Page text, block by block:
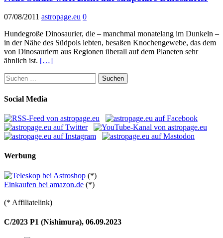
07/08/2011 astropage.eu 0
Hundegroße Dinosaurier, die – manchmal monatelang im Dunkeln –
in der Nähe des Südpols lebten, besaßen Knochengewebe, das dem
von Dinosauriern aus Regionen überall auf dem Planeten sehr
ähnlich ist. […]
Suchen
nach:
Social Media
Werbung
(*)
Einkaufen bei amazon.de (*)
(* Affiliatelink)
C/2023 P1 (Nishimura), 06.09.2023